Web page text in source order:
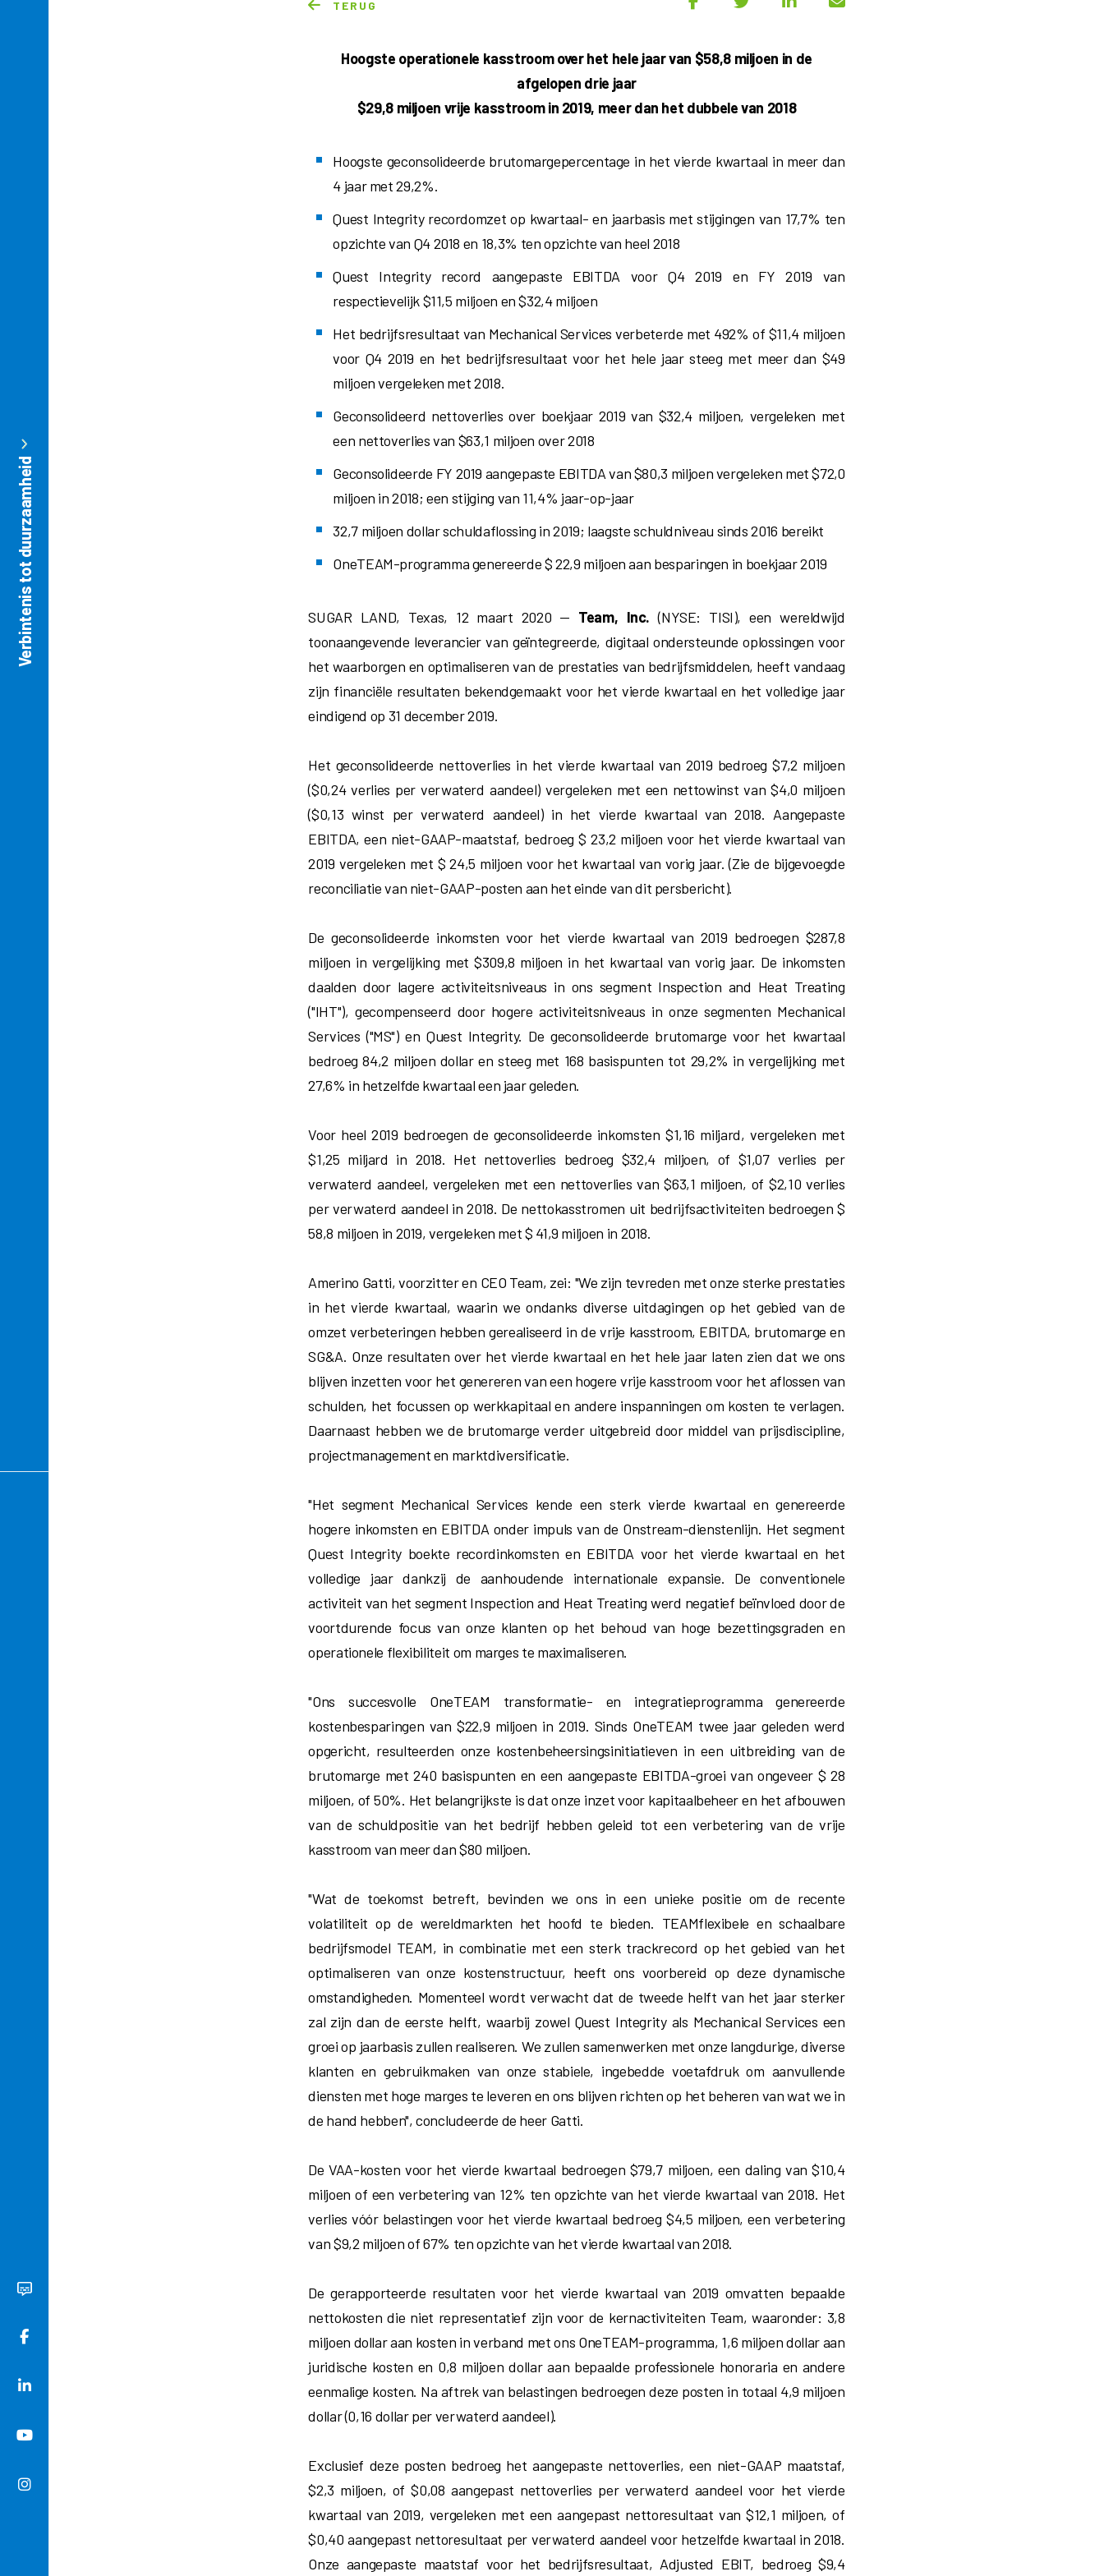
TERUG
Hoogste operationele kasstroom over het hele jaar van $58,8 miljoen in de
afgelopen drie jaar
$29,8 miljoen vrije kasstroom in 2019, meer dan het dubbele van 2018
Hoogste geconsolideerde brutomargepercentage in het vierde kwartaal in meer dan
4 jaar met 29,2%.
Quest Integrity recordomzet op kwartaal- en jaarbasis met stijgingen van 17,7% ten
opzichte van Q4 2018 en 18,3% ten opzichte van heel 2018
Quest Integrity record aangepaste EBITDA voor Q4 2019 en FY 2019 van
respectievelijk $11,5 miljoen en $32,4 miljoen
Het bedrijfsresultaat van Mechanical Services verbeterde met 492% of $11,4 miljoen
voor Q4 2019 en het bedrijfsresultaat voor het hele jaar steeg met meer dan $49
miljoen vergeleken met 2018.
Geconsolideerd nettoverlies over boekjaar 2019 van $32,4 miljoen, vergeleken met
een nettoverlies van $63,1 miljoen over 2018
Geconsolideerde FY 2019 aangepaste EBITDA van $80,3 miljoen vergeleken met $72,0
miljoen in 2018; een stijging van 11,4% jaar-op-jaar
32,7 miljoen dollar schuldaflossing in 2019; laagste schuldniveau sinds 2016 bereikt
OneTEAM-programma genereerde $ 22,9 miljoen aan besparingen in boekjaar 2019
SUGAR LAND, Texas, 12 maart 2020 — Team, Inc. (NYSE: TISI), een wereldwijd
toonaangevende leverancier van geïntegreerde, digitaal ondersteunde oplossingen voor
het waarborgen en optimaliseren van de prestaties van bedrijfsmiddelen, heeft vandaag
zijn financiële resultaten bekendgemaakt voor het vierde kwartaal en het volledige jaar
eindigend op 31 december 2019.
Het geconsolideerde nettoverlies in het vierde kwartaal van 2019 bedroeg $7,2 miljoen
($0,24 verlies per verwaterd aandeel) vergeleken met een nettowinst van $4,0 miljoen
($0,13 winst per verwaterd aandeel) in het vierde kwartaal van 2018. Aangepaste
EBITDA, een niet-GAAP-maatstaf, bedroeg $ 23,2 miljoen voor het vierde kwartaal van
2019 vergeleken met $ 24,5 miljoen voor het kwartaal van vorig jaar. (Zie de bijgevoegde
reconciliatie van niet-GAAP-posten aan het einde van dit persbericht).
De geconsolideerde inkomsten voor het vierde kwartaal van 2019 bedroegen $287,8
miljoen in vergelijking met $309,8 miljoen in het kwartaal van vorig jaar. De inkomsten
daalden door lagere activiteitsniveaus in ons segment Inspection and Heat Treating
("IHT"), gecompenseerd door hogere activiteitsniveaus in onze segmenten Mechanical
Services ("MS") en Quest Integrity. De geconsolideerde brutomarge voor het kwartaal
bedroeg 84,2 miljoen dollar en steeg met 168 basispunten tot 29,2% in vergelijking met
27,6% in hetzelfde kwartaal een jaar geleden.
Voor heel 2019 bedroegen de geconsolideerde inkomsten $1,16 miljard, vergeleken met
$1,25 miljard in 2018. Het nettoverlies bedroeg $32,4 miljoen, of $1,07 verlies per
verwaterd aandeel, vergeleken met een nettoverlies van $63,1 miljoen, of $2,10 verlies
per verwaterd aandeel in 2018. De nettokasstromen uit bedrijfsactiviteiten bedroegen $
58,8 miljoen in 2019, vergeleken met $ 41,9 miljoen in 2018.
Amerino Gatti, voorzitter en CEO Team, zei: "We zijn tevreden met onze sterke prestaties
in het vierde kwartaal, waarin we ondanks diverse uitdagingen op het gebied van de
omzet verbeteringen hebben gerealiseerd in de vrije kasstroom, EBITDA, brutomarge en
SG&A. Onze resultaten over het vierde kwartaal en het hele jaar laten zien dat we ons
blijven inzetten voor het genereren van een hogere vrije kasstroom voor het aflossen van
schulden, het focussen op werkkapitaal en andere inspanningen om kosten te verlagen.
Daarnaast hebben we de brutomarge verder uitgebreid door middel van prijsdiscipline,
projectmanagement en marktdiversificatie.
"Het segment Mechanical Services kende een sterk vierde kwartaal en genereerde
hogere inkomsten en EBITDA onder impuls van de Onstream-dienstenlijn. Het segment
Quest Integrity boekte recordinkomsten en EBITDA voor het vierde kwartaal en het
volledige jaar dankzij de aanhoudende internationale expansie. De conventionele
activiteit van het segment Inspection and Heat Treating werd negatief beïnvloed door de
voortdurende focus van onze klanten op het behoud van hoge bezettingsgraden en
operationele flexibiliteit om marges te maximaliseren.
"Ons succesvolle OneTEAM transformatie- en integratieprogramma genereerde
kostenbesparingen van $22,9 miljoen in 2019. Sinds OneTEAM twee jaar geleden werd
opgericht, resulteerden onze kostenbeheersingsinitiatieven in een uitbreiding van de
brutomarge met 240 basispunten en een aangepaste EBITDA-groei van ongeveer $ 28
miljoen, of 50%. Het belangrijkste is dat onze inzet voor kapitaalbeheer en het afbouwen
van de schuldpositie van het bedrijf hebben geleid tot een verbetering van de vrije
kasstroom van meer dan $80 miljoen.
"Wat de toekomst betreft, bevinden we ons in een unieke positie om de recente
volatiliteit op de wereldmarkten het hoofd te bieden. TEAMflexibele en schaalbare
bedrijfsmodel TEAM, in combinatie met een sterk trackrecord op het gebied van het
optimaliseren van onze kostenstructuur, heeft ons voorbereid op deze dynamische
omstandigheden. Momenteel wordt verwacht dat de tweede helft van het jaar sterker
zal zijn dan de eerste helft, waarbij zowel Quest Integrity als Mechanical Services een
groei op jaarbasis zullen realiseren. We zullen samenwerken met onze langdurige, diverse
klanten en gebruikmaken van onze stabiele, ingebedde voetafdruk om aanvullende
diensten met hoge marges te leveren en ons blijven richten op het beheren van wat we in
de hand hebben", concludeerde de heer Gatti.
De VAA-kosten voor het vierde kwartaal bedroegen $79,7 miljoen, een daling van $10,4
miljoen of een verbetering van 12% ten opzichte van het vierde kwartaal van 2018. Het
verlies vóór belastingen voor het vierde kwartaal bedroeg $4,5 miljoen, een verbetering
van $9,2 miljoen of 67% ten opzichte van het vierde kwartaal van 2018.
De gerapporteerde resultaten voor het vierde kwartaal van 2019 omvatten bepaalde
nettokosten die niet representatief zijn voor de kernactiviteiten Team, waaronder: 3,8
miljoen dollar aan kosten in verband met ons OneTEAM-programma, 1,6 miljoen dollar aan
juridische kosten en 0,8 miljoen dollar aan bepaalde professionele honoraria en andere
eenmalige kosten. Na aftrek van belastingen bedroegen deze posten in totaal 4,9 miljoen
dollar (0,16 dollar per verwaterd aandeel).
Exclusief deze posten bedroeg het aangepaste nettoverlies, een niet-GAAP maatstaf,
$2,3 miljoen, of $0,08 aangepast nettoverlies per verwaterd aandeel voor het vierde
kwartaal van 2019, vergeleken met een aangepast nettoresultaat van $12,1 miljoen, of
$0,40 aangepast nettoresultaat per verwaterd aandeel voor hetzelfde kwartaal in 2018.
Onze aangepaste maatstaf voor het bedrijfsresultaat, Adjusted EBIT, bedroeg $9,4
Verbintenis tot duurzaamheid